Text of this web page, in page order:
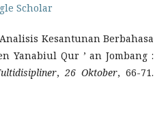
Scholar
Kesantunan Berbahasa
Yanabiul Qur ’ an Jombang :
,26 Oktober, 66-71.